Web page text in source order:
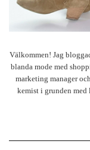
Välkommen! Jag
blanda mode med
marketing manager
kemist i grunden med